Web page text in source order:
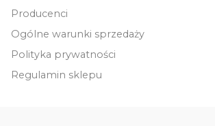
Producenci
Ogólne warunki sprzedaży
Polityka prywatności
Regulamin sklepu